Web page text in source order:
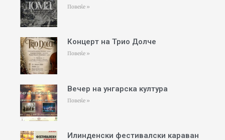
Повеќе »
Концерт на Трио Долче
Повеќе »
Вечер на унгарска култура
Повеќе »
Илинденски фестивалски караван